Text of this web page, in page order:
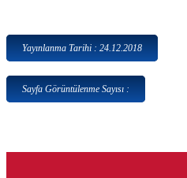
Yayınlanma Tarihi : 24.12.2018
Sayfa Görüntülenme Sayısı :